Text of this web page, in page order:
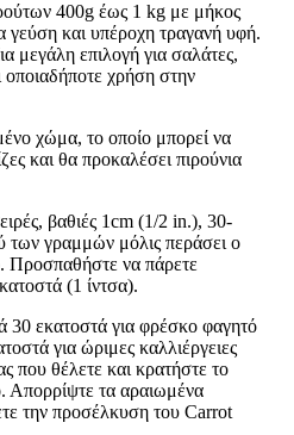
400g έως 1 kg με μήκος
και υπέροχη τραγανή υφή.
μεγάλη επιλογή για σαλάτες,
οποιαδήποτε χρήση στην
χώμα, το οποίο μπορεί να
και θα προκαλέσει πιρούνια
βαθιές 1cm (1/2 in.), 30-
των γραμμών μόλις περάσει ο
Προσπαθήστε να πάρετε
(1 ίντσα).
30 εκατοστά για φρέσκο φαγητό
για ώριμες καλλιέργειες
που θέλετε και κρατήστε το
Απορρίψτε τα αραιωμένα
την προσέλκυση του Carrot